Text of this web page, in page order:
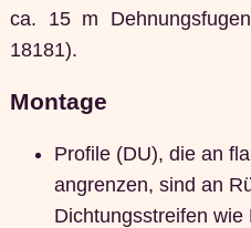
ca. 15 m
18181).
Montage
Profile (DU), die an
angrenzen, sind an
Dichtungsstreifen wie